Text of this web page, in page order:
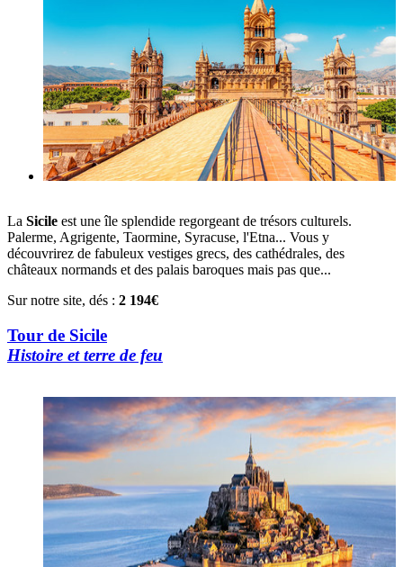
La Sicile est une île splendide regorgeant de trésors culturels.
Palerme, Agrigente, Taormine, Syracuse, l'Etna... Vous y
découvrirez de fabuleux vestiges grecs, des cathédrales, des
châteaux normands et des palais baroques mais pas que...
Sur notre site, dés : 2 194€
Tour de Sicile
Histoire et terre de feu